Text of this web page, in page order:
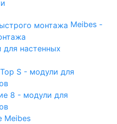
Meibes -
настенных
S - модули для
8 - модули для
Meibes